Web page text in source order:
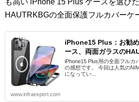
HAUTRKBGの全面保護フルカバーケ
iPhone15 Plus：お勧
ース、両面ガラスの
iPhone15 Plus用の全面フルカ
の感想です。 今回は人気の
になってい...
www.infraexpert.com